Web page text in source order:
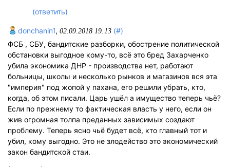
(ответить)
donchanin1, 02.09.2018 19:13 (#)
ФСБ , СБУ, бандитские разборки, обострение политической
обстановки выгодное кому-то, всё это бред Захарченко
убила экономика ДНР - производства нет, работают
больницы, школы и несколько рынков и магазинов вся эта
"империя" под жопой у пахана, его решили убрать, кто,
когда, об этом писали. Царь ушёл а имущество теперь чьё?
Если по прежнему то фактическая власть у него, если он
жив огромная толпа преданных зависимых создают
проблему. Теперь ясно чьё будет всё, кто главный тот и
убил, кому выгодно. Это не злодейство это экономический
закон бандитской стаи.